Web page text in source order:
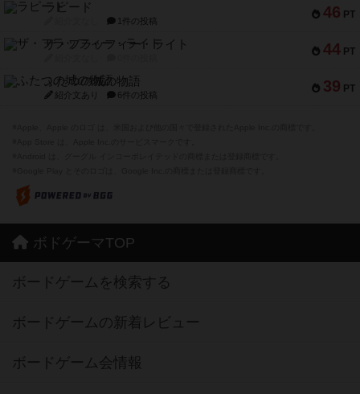
46 PT
ラピード
1件の投稿
44 PT
ザ・フラッフィー・ライト
39 PT
ふたつの城の物語
紹介文あり 6件の投稿
ボドゲーマTOP
ボードゲームを検索する
ボードゲームの新着レビュー
ボードゲーム会情報